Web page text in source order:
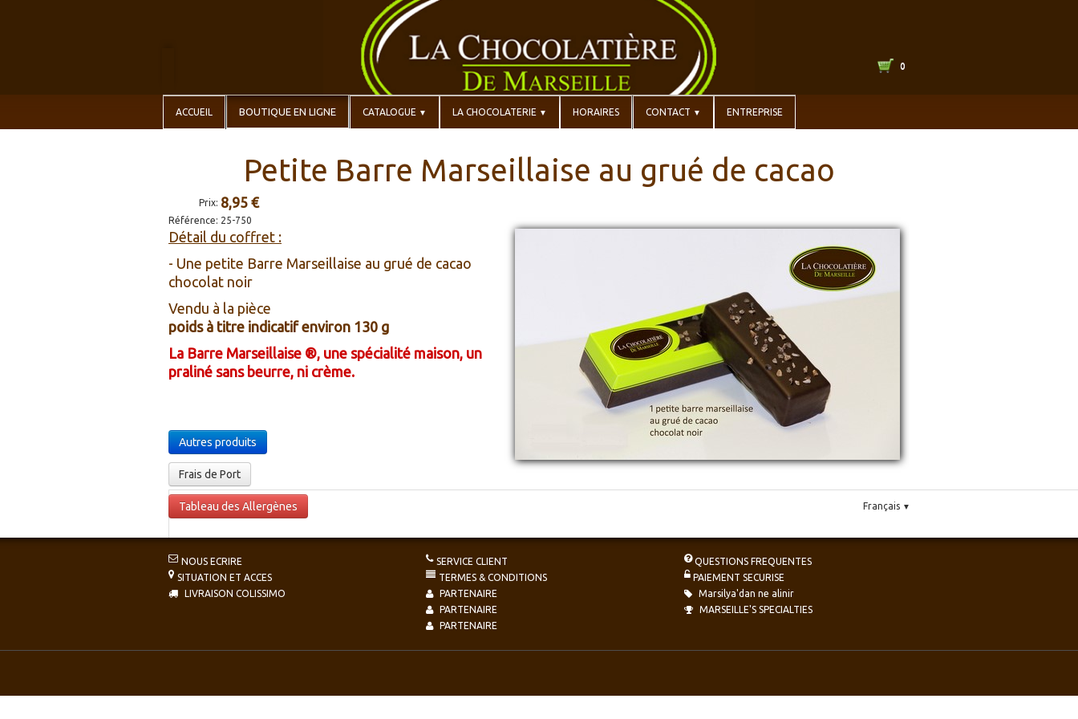
0
ACCUEIL BOUTIQUE EN LIGNE CATALOGUE ▼ LA CHOCOLATERIE ▼ HORAIRES CONTACT ▼ ENTREPRISE
Petite Barre Marseillaise au grué de cacao
Prix: 8,95 €
Référence: 25-750
Détail du coffret :
- Une petite Barre Marseillaise au grué de cacao
chocolat noir
Vendu à la pièce
poids à titre indicatif environ 130 g
La Barre Marseillaise ®, une spécialité maison, un
praliné sans beurre, ni crème.
Autres produits
Frais de Port
Tableau des Allergènes Français ▼
NOUS ECRIRE
SITUATION ET ACCES
LIVRAISON COLISSIMO
SERVICE CLIENT
TERMES & CONDITIONS
PARTENAIRE
PARTENAIRE
PARTENAIRE
QUESTIONS FREQUENTES
PAIEMENT SECURISE
Marsilya'dan ne alinir
MARSEILLE'S SPECIALTIES